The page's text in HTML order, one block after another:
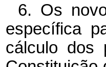
6. Os
específica
cálculo dos